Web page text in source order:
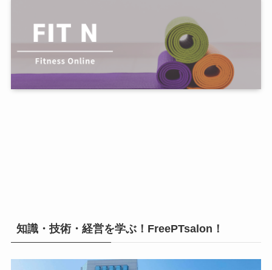
知識・技術・経営を学ぶ！FreePTsalon！